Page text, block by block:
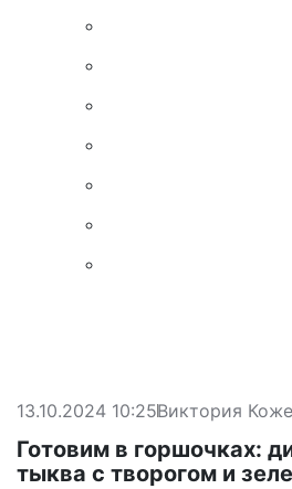
13.10.2024 10:25Виктория
Готовим в горшочках:
тыква с творогом и